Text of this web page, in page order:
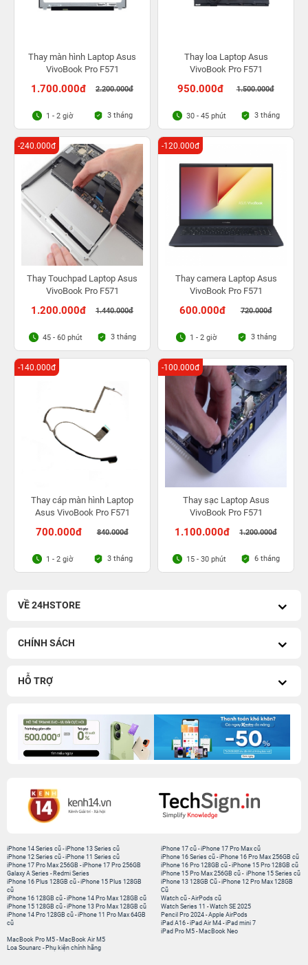
Thay màn hình Laptop Asus
VivoBook Pro F571
1.700.000đ 2.200.000đ
1 - 2 giờ 3 tháng
Thay loa Laptop Asus
VivoBook Pro F571
950.000đ 1.500.000đ
30 - 45 phút 3 tháng
Thay Touchpad Laptop Asus
VivoBook Pro F571
1.200.000đ 1.440.000đ
-240.000đ
45 - 60 phút 3 tháng
Thay camera Laptop Asus
VivoBook Pro F571
600.000đ 720.000đ
-120.000đ
1 - 2 giờ 3 tháng
Thay cáp màn hình Laptop
Asus VivoBook Pro F571
700.000đ 840.000đ
-140.000đ
1 - 2 giờ 3 tháng
Thay sạc Laptop Asus
VivoBook Pro F571
1.100.000đ 1.200.000đ
-100.000đ
15 - 30 phút 6 tháng
VỀ 24HSTORE
CHÍNH SÁCH
HỖ TRỢ
iPhone 14 Series cũ -iPhone 13 Series cũ
iPhone 12 Series cũ -iPhone 11 Series cũ
iPhone 17 Pro Max 256GB -iPhone 17 Pro 256GB
Galaxy A Series - Redmi Series
iPhone 17 cũ -iPhone 17 Pro Max cũ
iPhone 16 Series cũ - iPhone 16 Pro Max 256GB cũ
iPhone 16 Pro 128GB cũ -iPhone 15 Pro 128GB cũ
iPhone 15 Pro Max 256GB cũ - iPhone 15 Series cũ
iPhone 16 Plus 128GB cũ -iPhone 15 Plus 128GB
cũ
iPhone 16 128GB cũ -iPhone 14 Pro Max 128GB cũ
iPhone 15 128GB cũ -iPhone 13 Pro Max 128GB cũ
iPhone 14 Pro 128GB cũ -iPhone 11 Pro Max 64GB
cũ
iPhone 13 128GB Cũ -iPhone 12 Pro Max 128GB
Cũ
Watch cũ -AirPods cũ
Watch Series 11 -Watch SE 2025
Pencil Pro 2024 -Apple AirPods
iPad A16 -iPad Air M4 -iPad mini 7
iPad Pro M5 - MacBook Neo
MacBook Pro M5 - MacBook Air M5
Loa Sounarc - Phụ kiện chính hãng